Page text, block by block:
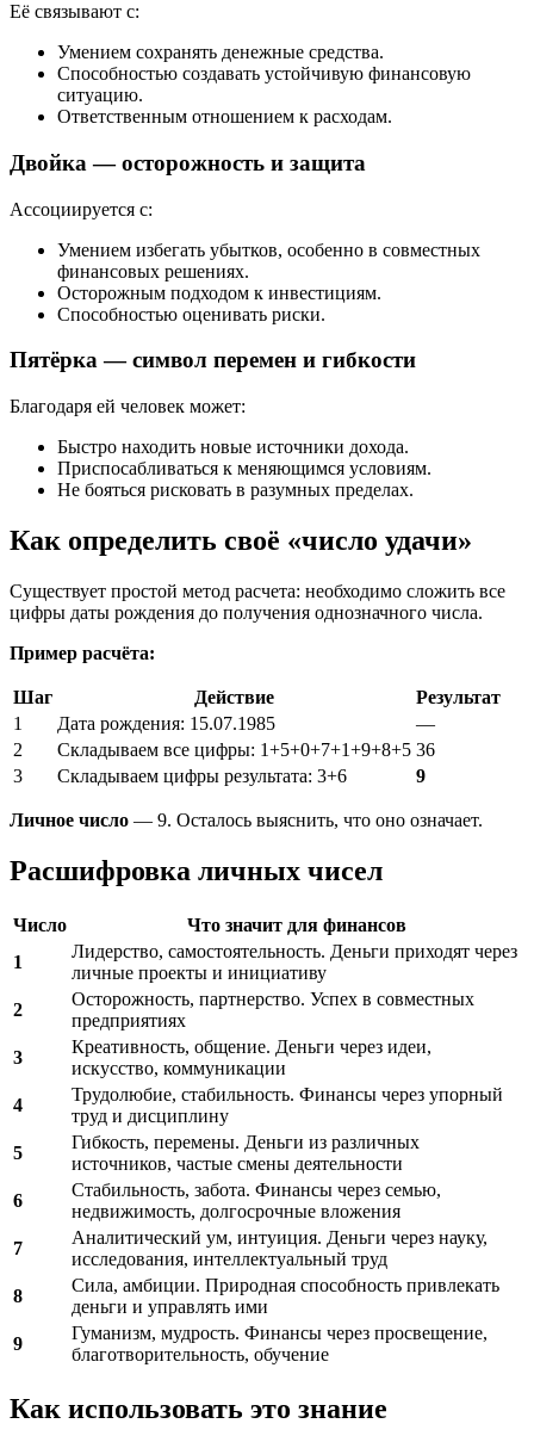
Её связывают с:
Умением сохранять денежные средства.
Способностью создавать устойчивую финансовую
ситуацию.
Ответственным отношением к расходам.
Двойка — осторожность и защита
Ассоциируется с:
Умением избегать убытков, особенно в совместных
финансовых решениях.
Осторожным подходом к инвестициям.
Способностью оценивать риски.
Пятёрка — символ перемен и гибкости
Благодаря ей человек может:
Быстро находить новые источники дохода.
Приспосабливаться к меняющимся условиям.
Не бояться рисковать в разумных пределах.
Как определить своё «число удачи»
Существует простой метод расчета: необходимо сложить все
цифры даты рождения до получения однозначного числа.
Пример расчёта:
Шаг Действие
Результат
1
Дата рождения: 15.07.1985
—
2
Складываем все цифры: 1+5+0+7+1+9+8+5 36
3
Складываем цифры результата: 3+6 9
Личное число — 9. Осталось выяснить, что оно означает.
Расшифровка личных чисел
Число
Что значит для финансов
1
Лидерство, самостоятельность. Деньги приходят через
личные проекты и инициативу
2
Осторожность, партнерство. Успех в совместных
предприятиях
3
Креативность, общение. Деньги через идеи,
искусство, коммуникации
4
Трудолюбие, стабильность. Финансы через упорный
труд и дисциплину
5
Гибкость, перемены. Деньги из различных
источников, частые смены деятельности
6
Стабильность, забота. Финансы через семью,
недвижимость, долгосрочные вложения
7
Аналитический ум, интуиция. Деньги через науку,
исследования, интеллектуальный труд
8
Сила, амбиции. Природная способность привлекать
деньги и управлять ими
9
Гуманизм, мудрость. Финансы через просвещение,
благотворительность, обучение
Как использовать это знание